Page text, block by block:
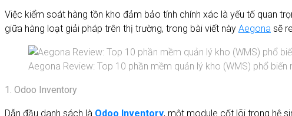
Việc kiểm soát hàng tồn kho đảm bảo tính chính xác là yếu tố quan
giữa hàng loạt giải pháp trên thị trường, trong bài viết này Aegona sẽ
Aegona Review: Top 10 phần mềm quản lý kho (WMS) phổ biến
1. Odoo Inventory
Dẫn đầu danh sách là Odoo Inventory, một module cốt lõi trong hệ